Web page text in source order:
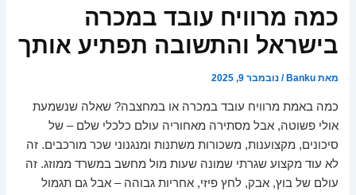
כמה מרוויח עובד במכרה
בישראל והתשובה תפתיע אותך
מאתBanku
/נובמבר 9, 2025
כמה באמת מרוויח עובד במכרה או במחצבה? שאלה שנשמעת
אולי פשוטה, אבל מסתירה מאחוריה עולם כלכלי שלם – של
סיכונים, מקצוענות, משכורות משתנות ומנגנוני שכר מורכבים. זה
לא עוד מקצוע שגרתי שמונה שעות מול מחשב במשרד ממוזג. זה
עולם של בוץ, אבק, לחץ פיזי, אחריות גבוהה – אבל גם תגמול